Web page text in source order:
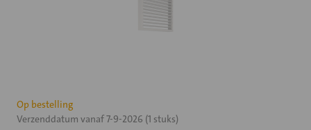
Huidige
voorraad:
Op bestelling
Verzenddatum vanaf 7-9-2026 (1 stuks)